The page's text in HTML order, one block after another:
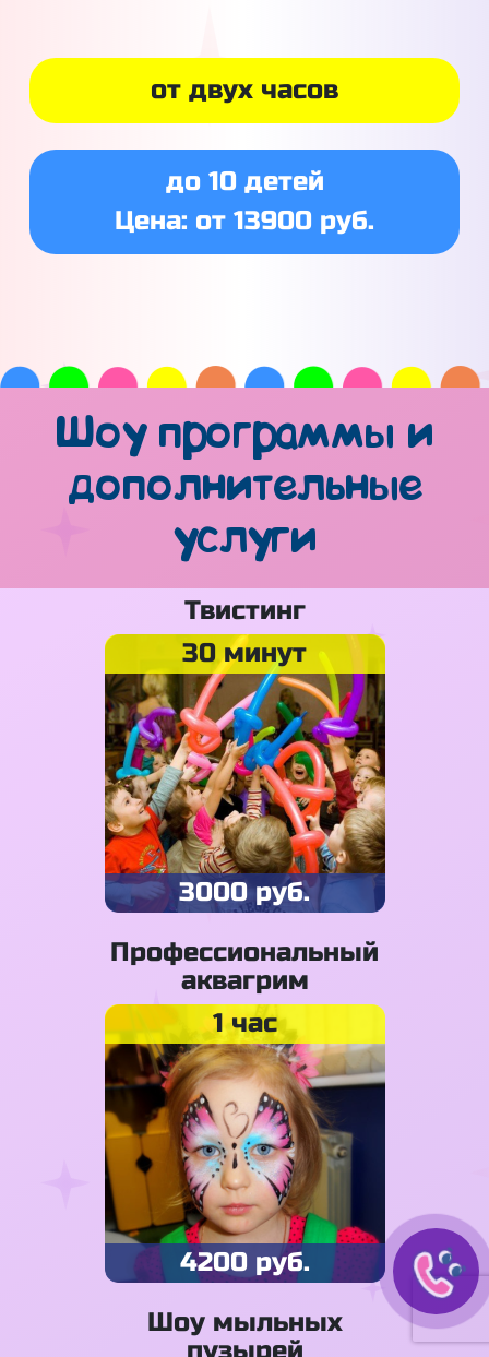
от двух часов
до 10 детей
Цена: от 13900 руб.
Шоу программы и
дополнительные
услуги
Твистинг
30 минут
3000 руб.
Профессиональный
аквагрим
1 час
4200 руб.
Шоу мыльных